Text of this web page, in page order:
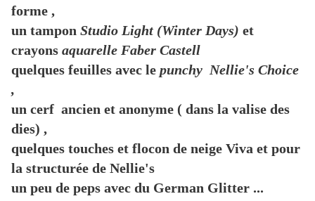
forme ,
un tampon Studio Light (Winter Days) et
crayons aquarelle Faber Castell
quelques feuilles avec le punchy Nellie's Choice
,
un cerf ancien et anonyme ( dans la valise des
dies) ,
quelques touches et flocon de neige Viva et pour
la structurée de Nellie's
un peu de peps avec du German Glitter ...